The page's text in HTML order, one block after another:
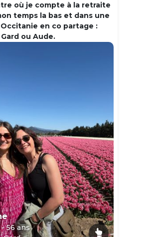
où je compte à la retraite
temps la bas et dans une
en co partage :
ou Aude.
- 56ans